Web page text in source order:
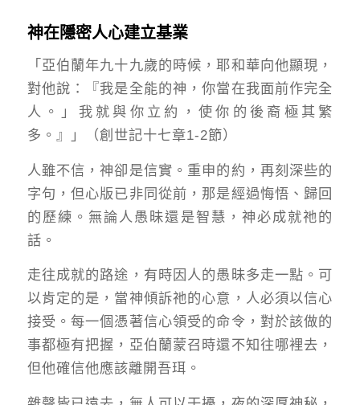
神在隱密人心建立基業
「亞伯蘭年九十九歲的時候，耶和華向他顯現，
對他說：『我是全能的神，你當在我面前作完全
人。」我就與你立約，使你的後裔極其繁
多。』」（創世記十七章1-2節）
人雖不信，神卻是信實。重申的約，再刻深些的
字句，但心版已非同從前，那是經過悔悟、歸回
的歷練。無論人愚昧還是智慧，神必成就祂的
話。
走往成就的路途，有時因人的愚昧多走一點。可
以肯定的是，當神傾訴祂的心意，人必須以信心
接受。每一個憑著信心領受的命令，對於該做的
事都極有把握，亞伯蘭蒙召時還不知往哪裡去，
但他確信他應該離開吾珥。